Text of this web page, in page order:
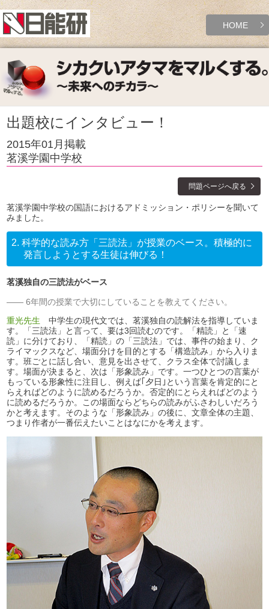
HOME
出題校にインタビュー！
2015年01月掲載
茗溪学園中学校
問題ページへ戻る
茗溪学園中学校の国語におけるアドミッション・ポリシーを聞いて
みました。
2. 科学的な読み方「三読法」が授業のベース。積極的に
発言しようとする生徒は伸びる！
茗溪独自の三読法がベース
6年間の授業で大切にしていることを教えてください。
重光先生 中学生の現代文では、茗溪独自の読解法を指導していま
す。「三読法」と言って、要は3回読むのです。「精読」と「速
読」に分けており、「精読」の「三読法」では、事件の始まり、ク
ライマックスなど、場面分けを目的とする「構造読み」から入りま
す。班ごとに話し合い、意見を出させて、クラス全体で討議しま
す。場面が決まると、次は「形象読み」です。一つひとつの言葉が
もっている形象性に注目し、例えば｢夕日｣という言葉を肯定的にと
らえればどのように読めるだろうか。否定的にとらえればどのよう
に読めるだろうか。この場面ならどちらの読みがふさわしいだろう
かと考えます。そのような「形象読み」の後に、文章全体の主題、
つまり作者が一番伝えたいことはなにかを考えます。